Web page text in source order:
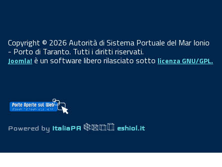
Copyright © 2026 Autorità di Sistema Portuale del Mar Ionio
- Porto di Taranto. Tutti i diritti riservati.
Joomla! è un software libero rilasciato sotto licenza GNU/GPL.
Powered by ItaliaPA eshiol.it